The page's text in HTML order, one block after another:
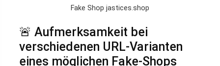
Fake Shop jastices.shop
🚨 Aufmerksamkeit bei
verschiedenen URL-Varianten
eines möglichen Fake-Shops